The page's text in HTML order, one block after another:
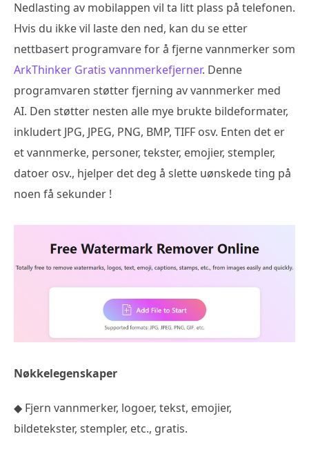
Nedlasting av mobilappen vil ta litt plass på telefonen.
Hvis du ikke vil laste den ned, kan du se etter
nettbasert programvare for å fjerne vannmerker som
ArkThinker Gratis vannmerkefjerner. Denne
programvaren støtter fjerning av vannmerker med
AI. Den støtter nesten alle mye brukte bildeformater,
inkludert JPG, JPEG, PNG, BMP, TIFF osv. Enten det er
et vannmerke, personer, tekster, emojier, stempler,
datoer osv., hjelper det deg å slette uønskede ting på
noen få sekunder !
Nøkkelegenskaper
◆ Fjern vannmerker, logoer, tekst, emojier,
bildetekster, stempler, etc., gratis.